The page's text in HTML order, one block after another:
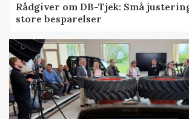
Rådgiver om DB-Tjek: Små
store besparelser